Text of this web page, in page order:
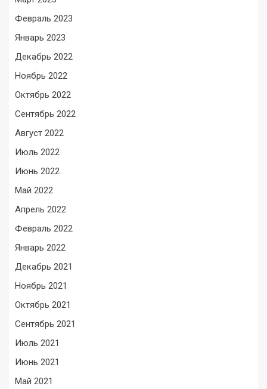
Февраль 2023
Январь 2023
Декабрь 2022
Ноябрь 2022
Октябрь 2022
Сентябрь 2022
Август 2022
Июль 2022
Июнь 2022
Май 2022
Апрель 2022
Февраль 2022
Январь 2022
Декабрь 2021
Ноябрь 2021
Октябрь 2021
Сентябрь 2021
Июль 2021
Июнь 2021
Май 2021